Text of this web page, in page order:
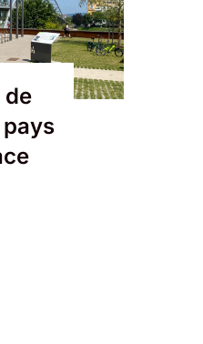
de